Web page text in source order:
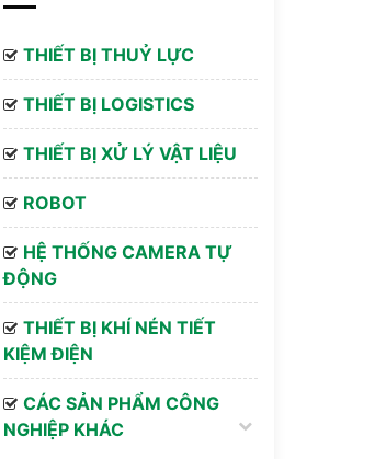
THIẾT BỊ THUỶ LỰC
THIẾT BỊ LOGISTICS
THIẾT BỊ XỬ LÝ VẬT LIỆU
ROBOT
HỆ THỐNG CAMERA TỰ
ĐỘNG
THIẾT BỊ KHÍ NÉN TIẾT
KIỆM ĐIỆN
CÁC SẢN PHẨM CÔNG
NGHIỆP KHÁC